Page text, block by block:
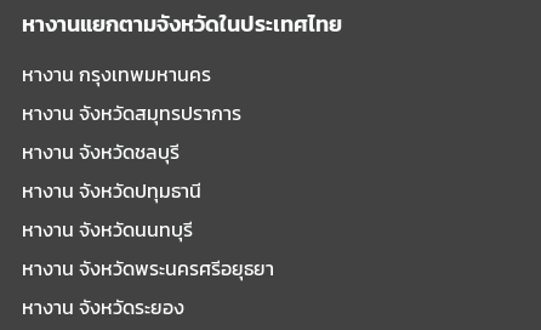
หางานแยกตามจังหวัดในประเทศไทย
หางาน กรุงเทพมหานคร
หางาน จังหวัดสมุทรปราการ
หางาน จังหวัดชลบุรี
หางาน จังหวัดปทุมธานี
หางาน จังหวัดนนทบุรี
หางาน จังหวัดพระนครศรีอยุธยา
หางาน จังหวัดระยอง